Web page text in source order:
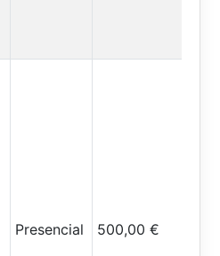
Presencial 500,00 €